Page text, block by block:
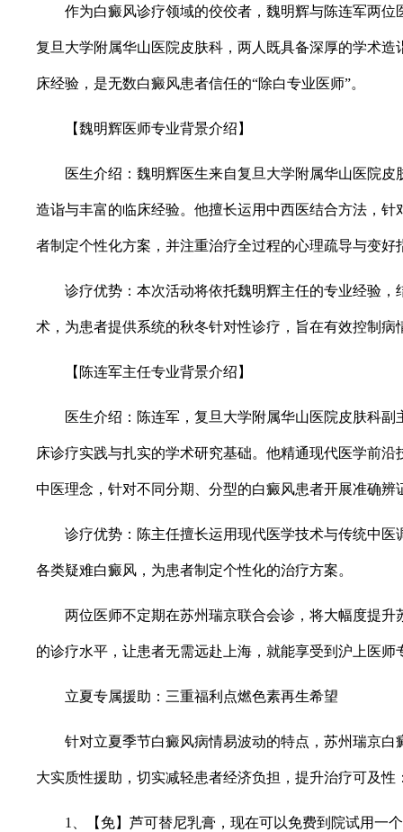
作为白癜风诊疗领域的佼佼者，魏明辉与陈连军两位
复旦大学附属华山医院皮肤科，两人既具备深厚的学术造
床经验，是无数白癜风患者信任的“除白专业医师”。
【魏明辉医师专业背景介绍】
医生介绍：魏明辉医生来自复旦大学附属华山医院皮
造诣与丰富的临床经验。他擅长运用中西医结合方法，针
者制定个性化方案，并注重治疗全过程的心理疏导与变好
诊疗优势：本次活动将依托魏明辉主任的专业经验，
术，为患者提供系统的秋冬针对性诊疗，旨在有效控制病
【陈连军主任专业背景介绍】
医生介绍：陈连军，复旦大学附属华山医院皮肤科副
床诊疗实践与扎实的学术研究基础。他精通现代医学前沿
中医理念，针对不同分期、分型的白癜风患者开展准确辨
诊疗优势：陈主任擅长运用现代医学技术与传统中医
各类疑难白癜风，为患者制定个性化的治疗方案。
两位医师不定期在苏州瑞京联合会诊，将大幅度提升
的诊疗水平，让患者无需远赴上海，就能享受到沪上医师
立夏专属援助：三重福利点燃色素再生希望
针对立夏季节白癜风病情易波动的特点，苏州瑞京白
大实质性援助，切实减轻患者经济负担，提升治疗可及性
1、【免】芦可替尼乳膏，现在可以免费到院试用一